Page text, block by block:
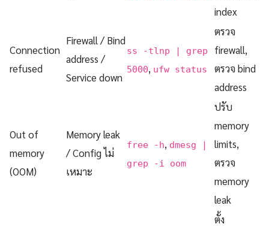
index
Connection
refused
Firewall / Bind
address /
Service down
ss -tlnp | grep
5000, ufw status
ตรวจ
firewall,
ตรวจ bind
address
Out of
memory
(OOM)
Memory leak
/ Config ไม่
เหมาะ
free -h, dmesg |
grep -i oom
ปรับ
memory
limits,
ตรวจ
memory
leak
ตั้ง